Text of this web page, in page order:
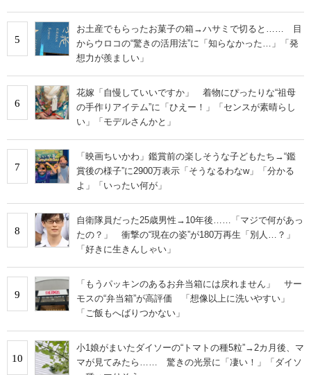
5
お土産でもらったお菓子の箱→ハサミで切ると…… 目
からウロコの“驚きの活用法”に「知らなかった…」「発
想力が羨ましい」
6
花嫁「自慢していいですか」 着物にぴったりな“祖母
の手作りアイテム”に「ひえー！」「センスが素晴らし
い」「モデルさんかと」
7
「映画ちいかわ」鑑賞前の楽しそうな子どもたち→“鑑
賞後の様子”に2900万表示「そうなるわなw」「分かる
よ」「いったい何が」
8
自衛隊員だった25歳男性→10年後……「マジで何があっ
たの？」 衝撃の“現在の姿”が180万再生「別人…？」
「好きに生きんしゃい」
9
「もうパッキンのあるお弁当箱には戻れません」 サー
モスの“弁当箱”が高評価 「想像以上に洗いやすい」
「ご飯もへばりつかない」
10
小1娘がまいたダイソーの“トマトの種5粒”→2カ月後、マ
マが見てみたら…… 驚きの光景に「凄い！」「ダイソ